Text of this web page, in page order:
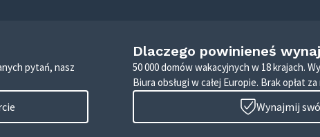
pytań, nasz
Dlaczego powinieneś
50 000 domów wakacyjnych w 18 krajach.
Biura obsługi w całej Europie. Brak opłat
Wynajmij